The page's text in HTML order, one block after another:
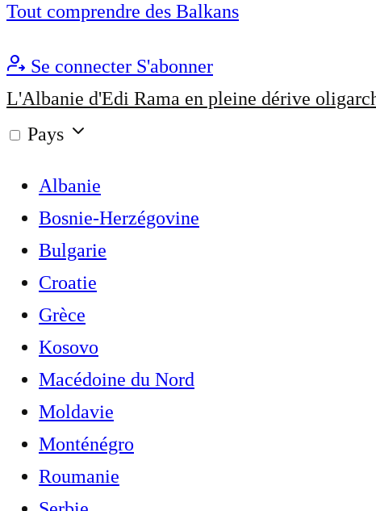
Tout comprendre des Balkans
Se connecter S'abonner
L'Albanie d'Edi Rama en pleine dérive
Pays
Albanie
Bosnie-Herzégovine
Bulgarie
Croatie
Grèce
Kosovo
Macédoine du Nord
Moldavie
Monténégro
Roumanie